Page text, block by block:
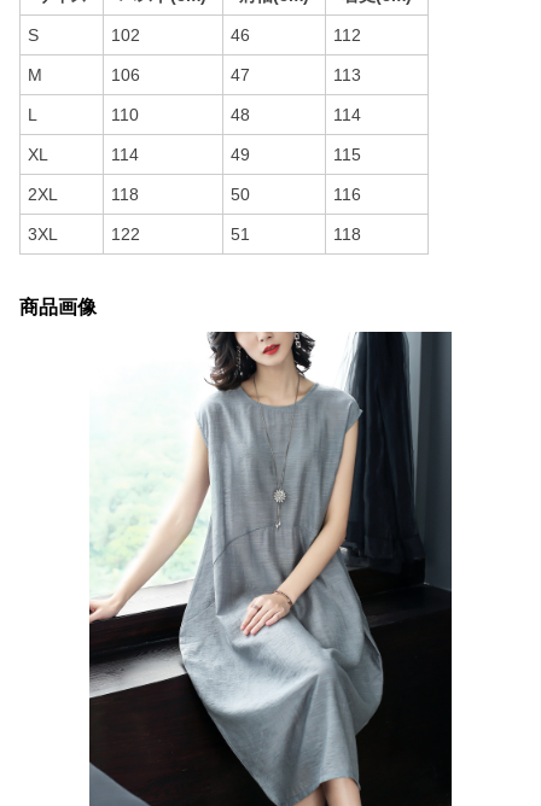
S 102 46 112
M 106 47 113
L 110 48 114
XL 114 49 115
2XL 118 50 116
3XL 122 51 118
商品画像